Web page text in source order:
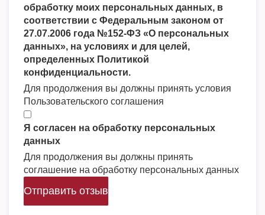
обработку моих персональных данных, в
соответствии с Федеральным законом от
27.07.2006 года №152-ФЗ «О персональных
данных», на условиях и для целей,
определенных Политикой
конфиденциальности.
Для продолжения вы должны принять условия
Пользовательского соглашения
Я согласен на обработку персональных
данных
Для продолжения вы должны принять
соглашение на обработку персональных данных
Отправить отзыв